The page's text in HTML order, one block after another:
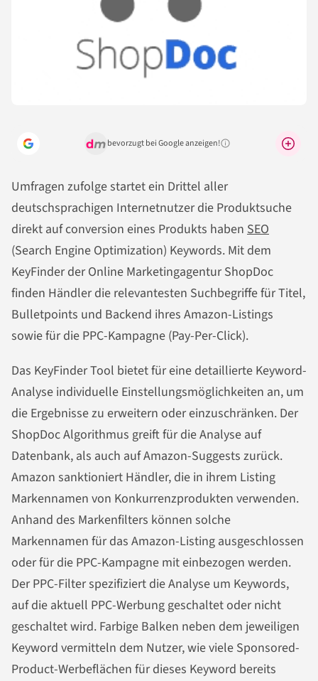
bevorzugt bei Google anzeigen!Warum lohnt sich das?
Umfragen zufolge startet ein Drittel aller
deutschsprachigen Internetnutzer die Produktsuche
direkt auf conversion eines Produkts haben SEO
(Search Engine Optimization) Keywords. Mit dem
KeyFinder der Online Marketingagentur ShopDoc
finden Händler die relevantesten Suchbegriffe für Titel,
Bulletpoints und Backend ihres Amazon-Listings
sowie für die PPC-Kampagne (Pay-Per-Click).
Das KeyFinder Tool bietet für eine detaillierte Keyword-
Analyse individuelle Einstellungsmöglichkeiten an, um
die Ergebnisse zu erweitern oder einzuschränken. Der
ShopDoc Algorithmus greift für die Analyse auf
Datenbank, als auch auf Amazon-Suggests zurück.
Amazon sanktioniert Händler, die in ihrem Listing
Markennamen von Konkurrenzprodukten verwenden.
Anhand des Markenfilters können solche
Markennamen für das Amazon-Listing ausgeschlossen
oder für die PPC-Kampagne mit einbezogen werden.
Der PPC-Filter spezifiziert die Analyse um Keywords,
auf die aktuell PPC-Werbung geschaltet oder nicht
geschaltet wird. Farbige Balken neben dem jeweiligen
Keyword vermitteln dem Nutzer, wie viele Sponsored-
Product-Werbeflächen für dieses Keyword bereits